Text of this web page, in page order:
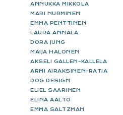
ANNUKKA MIKKOLA
MARI NURMINEN
EMMA PENTTINEN
LAURA ANNALA
DORA JUNG
MAIJA HALONEN
AKSELI GALLEN-KALLELA
ARMI AIRAKSINEN-RATIA
DOG DESIGN
ELIEL SAARINEN
ELINA AALTO
EMMA SALTZMAN